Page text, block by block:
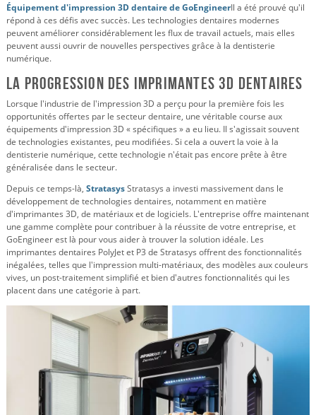
Équipement d'impression 3D dentaire de GoEngineerIl a été prouvé qu'il
répond à ces défis avec succès. Les technologies dentaires modernes
peuvent améliorer considérablement les flux de travail actuels, mais elles
peuvent aussi ouvrir de nouvelles perspectives grâce à la dentisterie
numérique.
La progression des imprimantes 3D dentaires
Lorsque l'industrie de l'impression 3D a perçu pour la première fois les
opportunités offertes par le secteur dentaire, une véritable course aux
équipements d'impression 3D « spécifiques » a eu lieu. Il s'agissait souvent
de technologies existantes, peu modifiées. Si cela a ouvert la voie à la
dentisterie numérique, cette technologie n'était pas encore prête à être
généralisée dans le secteur.
Depuis ce temps-là, StratasysStratasys a investi massivement dans le
développement de technologies dentaires, notamment en matière
d'imprimantes 3D, de matériaux et de logiciels. L'entreprise offre maintenant
une gamme complète pour contribuer à la réussite de votre entreprise, et
GoEngineer est là pour vous aider à trouver la solution idéale. Les
imprimantes dentaires PolyJet et P3 de Stratasys offrent des fonctionnalités
inégalées, telles que l'impression multi-matériaux, des modèles aux couleurs
vives, un post-traitement simplifié et bien d'autres fonctionnalités qui les
placent dans une catégorie à part.